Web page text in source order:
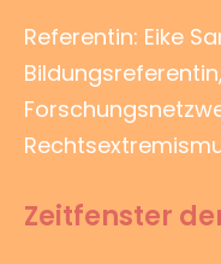
Referentin: Eike
Zeitfenster